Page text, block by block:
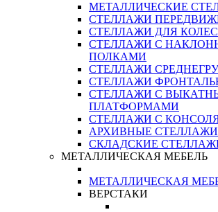
МЕТАЛЛИЧЕСКИЕ
СТЕЛЛАЖИ
СТЕЛЛАЖИ ДЛЯ КОЛЕС
СТЕЛЛАЖИ С
ПОЛКАМИ
СТЕЛЛАЖИ
СТЕЛЛАЖИ
СТЕЛЛАЖИ С
ПЛАТФОРМАМИ
СТЕЛЛАЖИ С
АРХИВНЫЕ СТЕЛЛАЖИ
СКЛАДСКИЕ
МЕТАЛЛИЧЕСКАЯ МЕБЕЛЬ
МЕТАЛЛИЧЕСКАЯ
ВЕРСТАКИ